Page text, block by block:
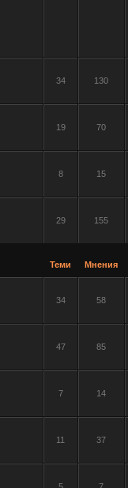
34 130
19 70
8 15
29 155
Теми Мнения
34 58
47 85
7 14
11 37